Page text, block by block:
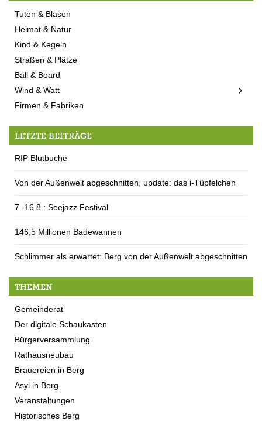
Tuten & Blasen
Heimat & Natur
Kind & Kegeln
Straßen & Plätze
Ball & Board
Wind & Watt
Firmen & Fabriken
LETZTE BEITRÄGE
RIP Blutbuche
Von der Außenwelt abgeschnitten, update: das i-Tüpfelchen
7.-16.8.: Seejazz Festival
146,5 Millionen Badewannen
Schlimmer als erwartet: Berg von der Außenwelt abgeschnitten
THEMEN
Gemeinderat
Der digitale Schaukasten
Bürgerversammlung
Rathausneubau
Brauereien in Berg
Asyl in Berg
Veranstaltungen
Historisches Berg